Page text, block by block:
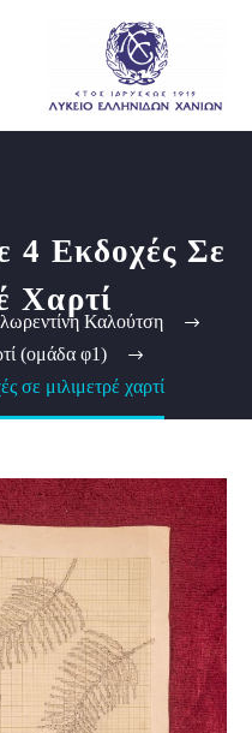
4 Εκδοχές Σε
Χαρτί
Καλούτση
(ομάδα φ1)
σε μιλιμετρέ χαρτί